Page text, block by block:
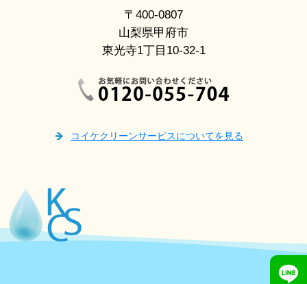
〒400-0807
山梨県甲府市
東光寺1丁目10-32-1
コイケクリーンサービスについてを見る